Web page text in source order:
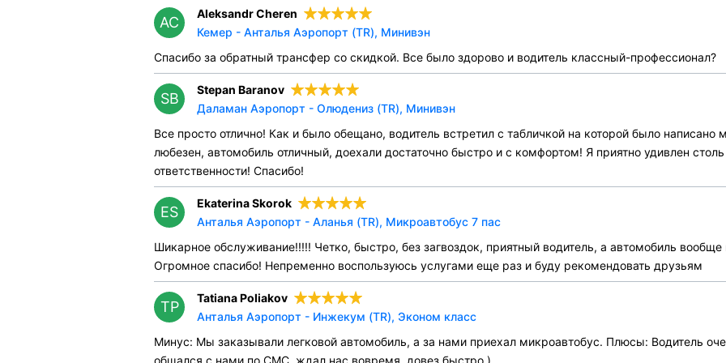
AC
Aleksandr Cheren
Кемер - Анталья Аэропорт (TR), Минивэн
Спасибо за обратный трансфер со скидкой. Все было здорово и водитель классный-профессионал?
SB
Stepan Baranov
Даламан Аэропорт - Олюдениз (TR), Минивэн
Все просто отлично! Как и было обещано, водитель встретил с табличкой на которой было
любезен, автомобиль отличный, доехали достаточно быстро и с комфортом! Я приятно удивлен
ответственности! Спасибо!
ES
Ekaterina Skorok
Анталья Аэропорт - Аланья (TR), Микроавтобус 7 пас
Шикарное обслуживание!!!!! Четко, быстро, без загвоздок, приятный водитель, а автомобиль
Огромное спасибо! Непременно воспользуюсь услугами еще раз и буду рекомендовать друзьям
TP
Tatiana Poliakov
Анталья Аэропорт - Инжекум (TR), Эконом класс
Минус: Мы заказывали легковой автомобиль, а за нами приехал микроавтобус. Плюсы: Водитель
общался с нами по СМС, ждал нас вовремя, довез быстро.)